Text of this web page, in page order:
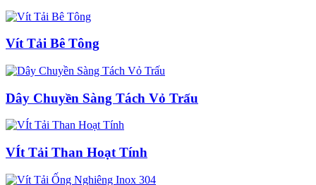
Vít Tải Bê Tông
Dây Chuyền Sàng Tách Vỏ Trấu
VÍt Tải Than Hoạt Tính